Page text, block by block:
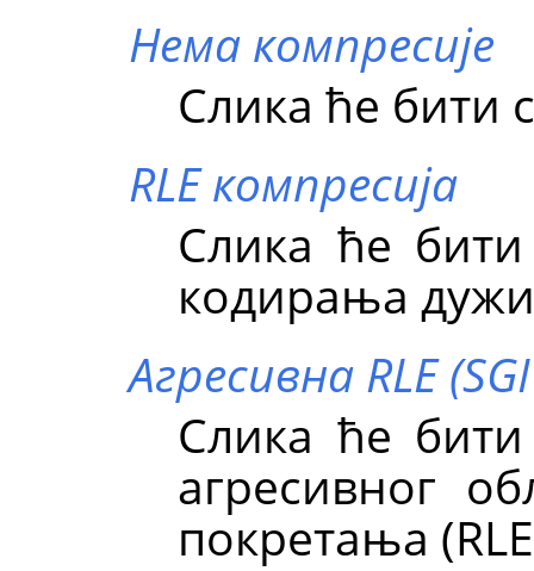
Нема компресије
Слика ће бити
RLE компресија
Слика ће
кодирања
Агресивна RLE
Слика ће
агресивног
покретања